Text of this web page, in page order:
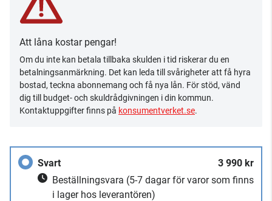
Att låna kostar pengar!
Om du inte kan betala tillbaka skulden i tid riskerar du en
betalningsanmärkning. Det kan leda till svårigheter att få hyra
bostad, teckna abonnemang och få nya lån. För stöd, vänd
dig till budget- och skuldrådgivningen i din kommun.
Kontaktuppgifter finns på konsumentverket.se.
Svart
3 990 kr
Beställningsvara (5-7 dagar för varor som finns
i lager hos leverantören)